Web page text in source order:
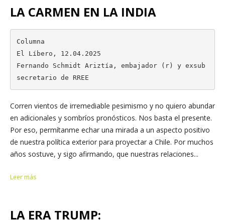
LA CARMEN EN LA INDIA
Columna
El Líbero, 12.04.2025
Fernando Schmidt Ariztía, embajador (r) y exsub
secretario de RREE
Corren vientos de irremediable pesimismo y no quiero abundar
en adicionales y sombríos pronósticos. Nos basta el presente.
Por eso, permítanme echar una mirada a un aspecto positivo
de nuestra política exterior para proyectar a Chile. Por muchos
años sostuve, y sigo afirmando, que nuestras relaciones...
Leer más
LA ERA TRUMP: